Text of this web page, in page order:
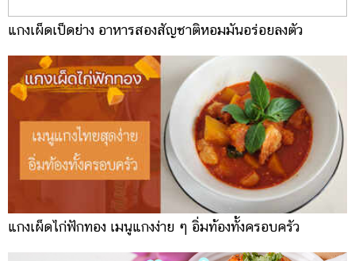
แกงเผ็ดเป็ดย่าง อาหารสองสัญชาติหอมมันอร่อยลงตัว
แกงเผ็ดไก่ฟักทอง เมนูแกงง่าย ๆ อิ่มท้องทั้งครอบครัว